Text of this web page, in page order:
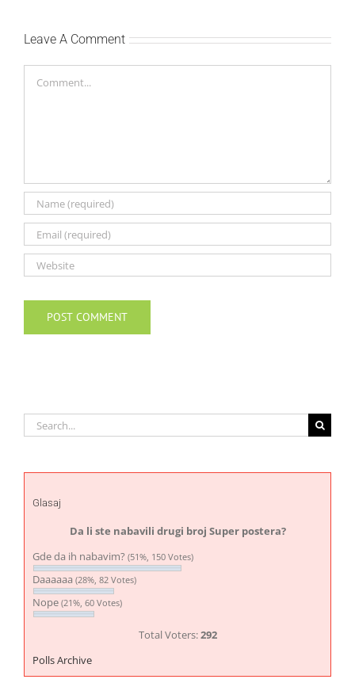
Leave A Comment
Search
for:
Glasaj
Da li ste nabavili drugi broj Super postera?
Gde da ih nabavim? (51%, 150 Votes)
Daaaaaa (28%, 82 Votes)
Nope (21%, 60 Votes)
Total Voters:292
Polls Archive